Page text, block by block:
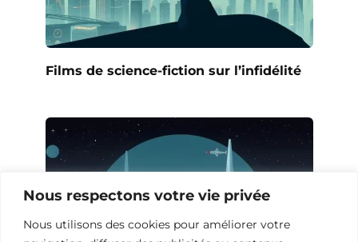
Nous respectons votre vie privée
Nous utilisons des cookies pour améliorer votre
Films de science-fiction sur l’infidélité